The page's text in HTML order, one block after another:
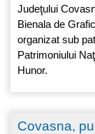
Judeţului
Bienala de
organizat sub
Patrimoniului
Hunor.
Covasna,